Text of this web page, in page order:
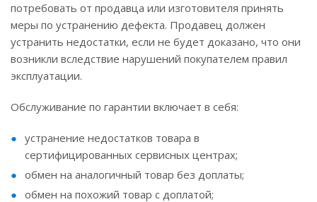
потребовать от продавца или изготовителя принять
меры по устранению дефекта. Продавец должен
устранить недостатки, если не будет доказано, что они
возникли вследствие нарушений покупателем правил
эксплуатации.
Обслуживание по гарантии включает в себя:
устранение недостатков товара в
сертифицированных сервисных центрах;
обмен на аналогичный товар без доплаты;
обмен на похожий товар с доплатой;